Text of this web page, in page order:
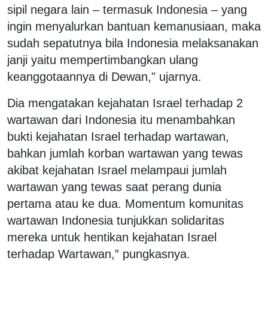
sipil negara lain – termasuk Indonesia – yang
ingin menyalurkan bantuan kemanusiaan, maka
sudah sepatutnya bila Indonesia melaksanakan
janji yaitu mempertimbangkan ulang
keanggotaannya di Dewan," ujarnya.
Dia mengatakan kejahatan Israel terhadap 2
wartawan dari Indonesia itu menambahkan
bukti kejahatan Israel terhadap wartawan,
bahkan jumlah korban wartawan yang tewas
akibat kejahatan Israel melampaui jumlah
wartawan yang tewas saat perang dunia
pertama atau ke dua. Momentum komunitas
wartawan Indonesia tunjukkan solidaritas
mereka untuk hentikan kejahatan Israel
terhadap Wartawan,” pungkasnya.